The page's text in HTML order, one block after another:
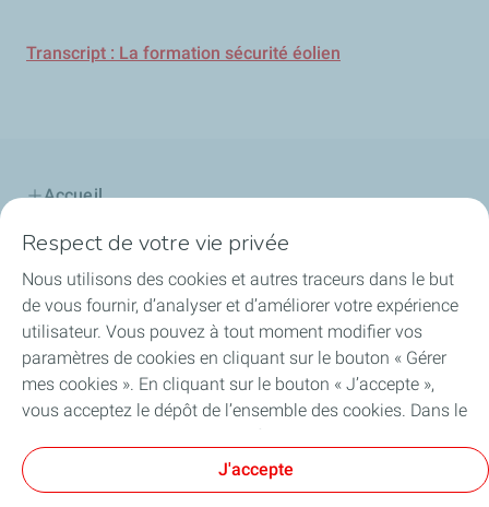
Transcript : La formation sécurité éolien
Accueil
Notre offre
Notre savoir-faire
Les partenaires OLEUM
Bienvenue chez OLEUM
Respect de votre vie privée
Nous utilisons des cookies et autres traceurs dans le but
de vous fournir, d’analyser et d’améliorer votre expérience
utilisateur. Vous pouvez à tout moment modifier vos
paramètres de cookies en cliquant sur le bouton « Gérer
mes cookies ». En cliquant sur le bouton « J’accepte »,
vous acceptez le dépôt de l’ensemble des cookies. Dans le
cas où vous cliquez sur « Je refuse », seuls les cookies
techniques nécessaires au bon fonctionnement du site
seront utilisés. Pour plus d’informations, vous pouvez
J'accepte